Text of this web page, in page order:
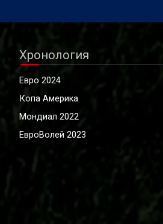
Хронология
Евро 2024
Копа Америка
Мондиал 2022
ЕвроВолей 2023